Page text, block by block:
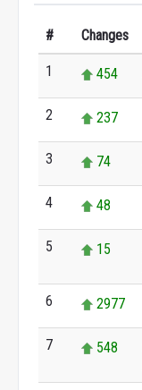
# Changes
1 454
2 237
3 74
4 48
5 15
6 2977
7 548